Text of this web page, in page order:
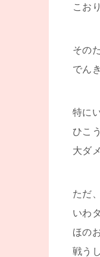
こお
その
でん
特に
ひこ
大ダ
ただ
いわ
ほの
戦う